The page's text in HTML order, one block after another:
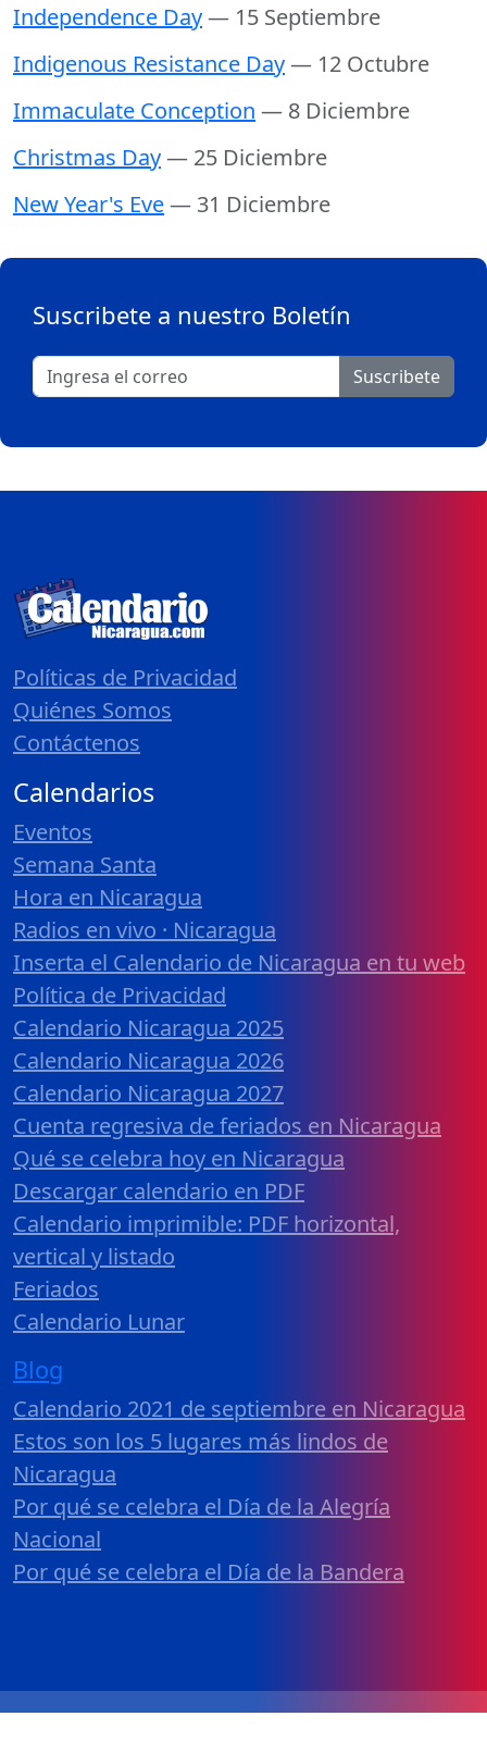
Independence Day— 15 Septiembre
Indigenous Resistance Day— 12 Octubre
Immaculate Conception — 8 Diciembre
Christmas Day— 25 Diciembre
New Year's Eve— 31 Diciembre
Suscribete a nuestro Boletín
Suscribete
Políticas de Privacidad
Quiénes Somos
Contáctenos
Calendarios
Eventos
Semana Santa
Hora en Nicaragua
Radios en vivo · Nicaragua
Inserta el Calendario de Nicaragua en tu web
Política de Privacidad
Calendario Nicaragua 2025
Calendario Nicaragua 2026
Calendario Nicaragua 2027
Cuenta regresiva de feriados en Nicaragua
Qué se celebra hoy en Nicaragua
Descargar calendario en PDF
Calendario imprimible: PDF horizontal,
vertical y listado
Feriados
Calendario Lunar
Blog
Calendario 2021 de septiembre en Nicaragua
Estos son los 5 lugares más lindos de
Nicaragua
Por qué se celebra el Día de la Alegría
Nacional
Por qué se celebra el Día de la Bandera